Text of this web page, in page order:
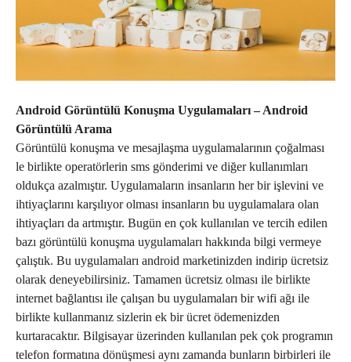
Android Görüntülü Konuşma Uygulamaları – Android
Görüntülü Arama
Görüntülü konuşma ve mesajlaşma uygulamalarının çoğalması
le birlikte operatörlerin sms gönderimi ve diğer kullanımları
oldukça azalmıştır. Uygulamaların insanların her bir işlevini ve
ihtiyaçlarını karşılıyor olması insanların bu uygulamalara olan
ihtiyaçları da artmıştır. Bugün en çok kullanılan ve tercih edilen
bazı görüntülü konuşma uygulamaları hakkında bilgi vermeye
çalıştık. Bu uygulamaları android marketinizden indirip ücretsiz
olarak deneyebilirsiniz. Tamamen ücretsiz olması ile birlikte
internet bağlantısı ile çalışan bu uygulamaları bir wifi ağı ile
birlikte kullanmanız sizlerin ek bir ücret ödemenizden
kurtaracaktır. Bilgisayar üzerinden kullanılan pek çok programın
telefon formatına dönüşmesi aynı zamanda bunların birbirleri ile